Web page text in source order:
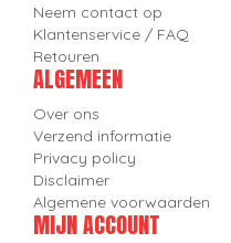
Neem contact op
Klantenservice / FAQ
Retouren
ALGEMEEN
Over ons
Verzend informatie
Privacy policy
Disclaimer
Algemene voorwaarden
MIJN ACCOUNT